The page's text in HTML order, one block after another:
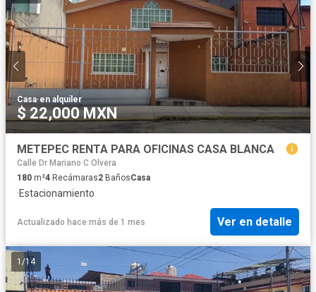
Casa·en alquiler
$ 22,000 MXN
METEPEC RENTA PARA OFICINAS CASA BLANCA
Calle Dr Mariano C Olvera
180 m²4 Recámaras2 BañosCasa
·Estacionamiento
Actualizado hace más de 1 mes Ver en detalle
1 /14